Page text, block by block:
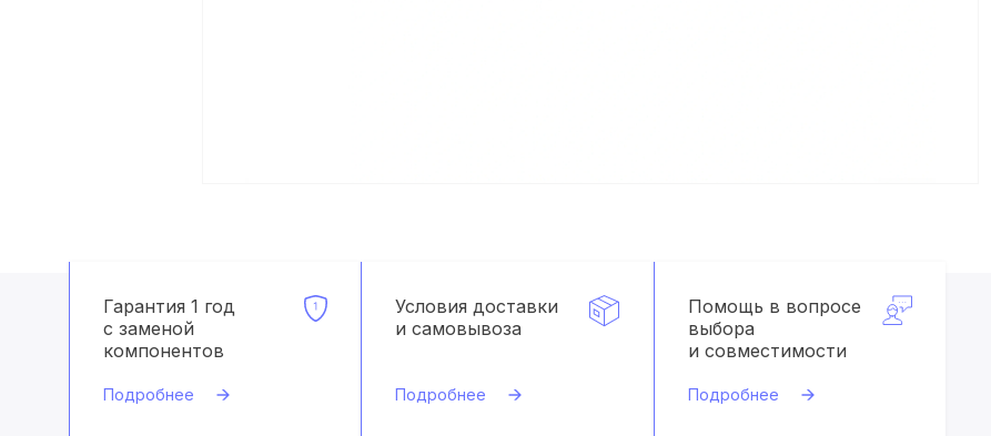
Гарантия 1 год
с заменой
компонентов
Подробнее
Условия доставки
и самовывоза
Подробнее
Помощь в вопросе
выбора
и совместимости
Подробнее